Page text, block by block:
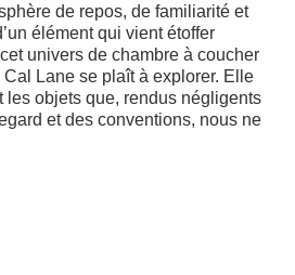
de repos, de familiarité et
élément qui vient étoffer
univers de chambre à coucher
Lane se plaît à explorer. Elle
les objets que, rendus négligents
et des conventions, nous ne